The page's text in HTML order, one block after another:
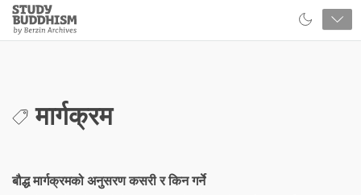
Close
Study
Buddhism
मार्गक्रम
बौद्ध मार्गक्रमको अनुसरण कसरी र किन गर्ने